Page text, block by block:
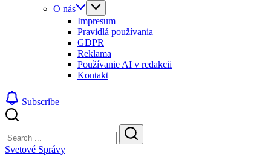
O nás
Impresum
Pravidlá používania
GDPR
Reklama
Používanie AI v redakcii
Kontakt
Subscribe
Search
Search
Svetové Správy